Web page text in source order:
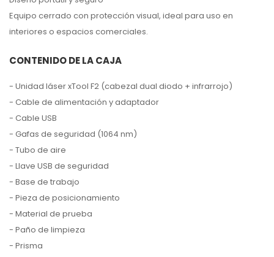
Equipo cerrado con protección visual, ideal para uso en
interiores o espacios comerciales.
CONTENIDO DE LA CAJA
- Unidad láser xTool F2 (cabezal dual diodo + infrarrojo)
- Cable de alimentación y adaptador
- Cable USB
- Gafas de seguridad (1064 nm)
- Tubo de aire
- Llave USB de seguridad
- Base de trabajo
- Pieza de posicionamiento
- Material de prueba
- Paño de limpieza
- Prisma